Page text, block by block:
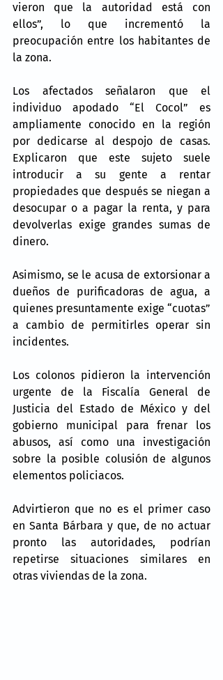
vieron que la autoridad está con
ellos”, lo que incrementó la
preocupación entre los habitantes de
la zona.
Los afectados señalaron que el
individuo apodado “El Cocol” es
ampliamente conocido en la región
por dedicarse al despojo de casas.
Explicaron que este sujeto suele
introducir a su gente a rentar
propiedades que después se niegan a
desocupar o a pagar la renta, y para
devolverlas exige grandes sumas de
dinero.
Asimismo, se le acusa de extorsionar a
dueños de purificadoras de agua, a
quienes presuntamente exige “cuotas”
a cambio de permitirles operar sin
incidentes.
Los colonos pidieron la intervención
urgente de la Fiscalía General de
Justicia del Estado de México y del
gobierno municipal para frenar los
abusos, así como una investigación
sobre la posible colusión de algunos
elementos policiacos.
Advirtieron que no es el primer caso
en Santa Bárbara y que, de no actuar
pronto las autoridades, podrían
repetirse situaciones similares en
otras viviendas de la zona.